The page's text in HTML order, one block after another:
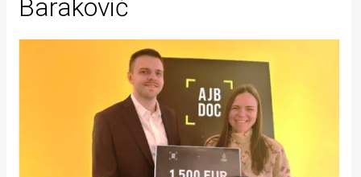
Intervju
Kolumne
Baraković